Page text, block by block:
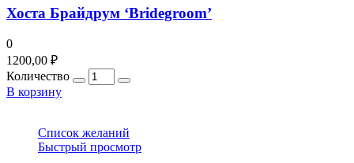
Хоста Брайдрум ‘Bridegroom’
0
1200,00 ₽
Количество
В корзину
Список желаний
Быстрый просмотр